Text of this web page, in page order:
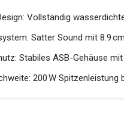
Vollständig
Satter Sound mit 8.9
Stabiles ASB-Gehäuse
200 W Spitzenleistung